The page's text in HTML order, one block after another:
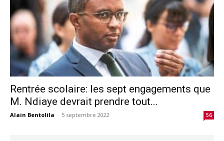
Rentrée scolaire: les sept engagements que
M. Ndiaye devrait prendre tout...
Alain Bentolila - 5 septembre 2022 56